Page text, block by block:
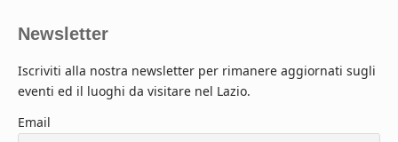
Newsletter
Iscriviti alla nostra newsletter per rimanere aggiornati sugli
eventi ed il luoghi da visitare nel Lazio.
Email